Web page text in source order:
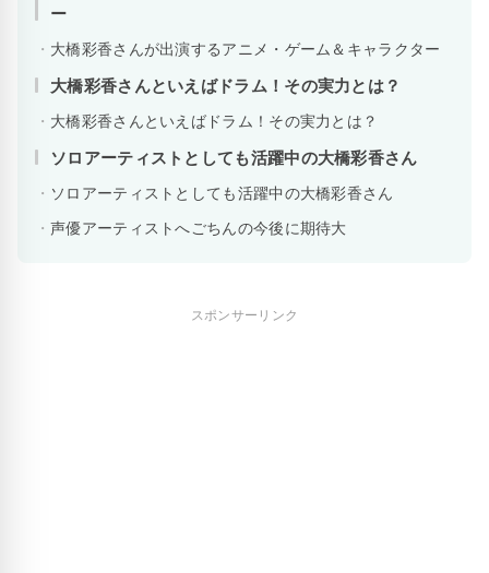
ー
大橋彩香さんが出演するアニメ・ゲーム＆キャラクター
大橋彩香さんといえばドラム！その実力とは？
大橋彩香さんといえばドラム！その実力とは？
ソロアーティストとしても活躍中の大橋彩香さん
ソロアーティストとしても活躍中の大橋彩香さん
声優アーティストへごちんの今後に期待大
スポンサーリンク